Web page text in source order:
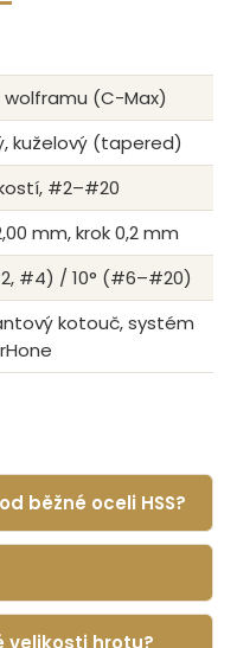
wolframu (C-Max)
kuželový (tapered)
#2–#20
mm, krok 0,2 mm
#4) / 10° (#6–#20)
kotouč, systém
běžné oceli HSS?